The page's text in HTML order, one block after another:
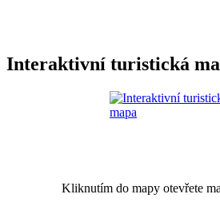
Interaktivní turistická
Kliknutím do mapy otevřete